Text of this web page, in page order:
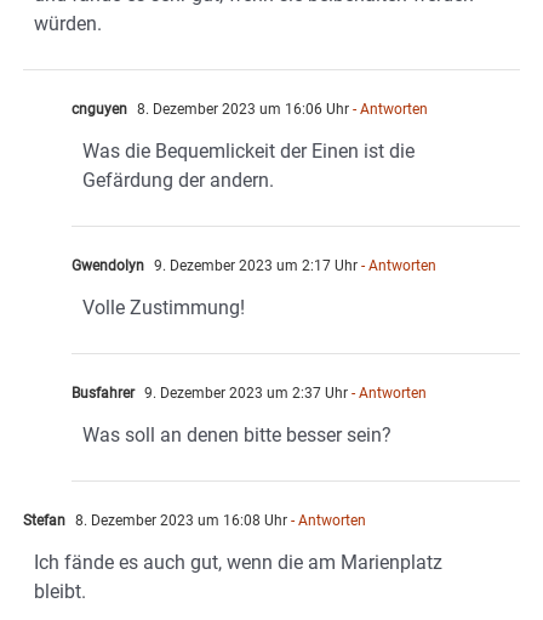
würden.
cnguyen 8. Dezember 2023 um 16:06 Uhr - Antworten
Was die Bequemlickeit der Einen ist die
Gefärdung der andern.
Gwendolyn 9. Dezember 2023 um 2:17 Uhr - Antworten
Volle Zustimmung!
Busfahrer 9. Dezember 2023 um 2:37 Uhr - Antworten
Was soll an denen bitte besser sein?
Stefan 8. Dezember 2023 um 16:08 Uhr - Antworten
Ich fände es auch gut, wenn die am Marienplatz
bleibt.